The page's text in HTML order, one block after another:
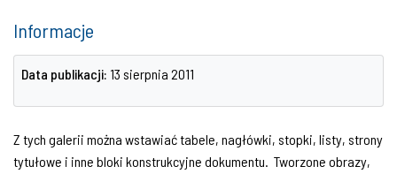
Informacje
Data publikacji: 13 sierpnia 2011
Z tych galerii można wstawiać tabele, nagłówki, stopki, listy, strony
tytułowe i inne bloki konstrukcyjne dokumentu. Tworzone obrazy,